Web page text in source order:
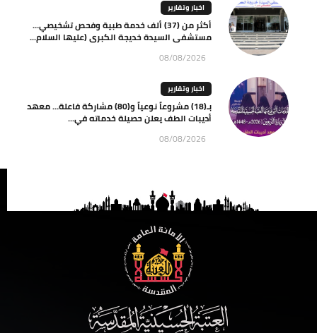
اخبار وتقارير
أكثر من (37) ألف خدمة طبية وفحص تشخيصي…
مستشفى السيدة خديجة الكبرى (عليها السلام...
08/08/2026
اخبار وتقارير
بـ(18) مشروعاً نوعياً و(80) مشاركة فاعلة… معهد
أديبات الطف يعلن حصيلة خدماته في...
08/08/2026